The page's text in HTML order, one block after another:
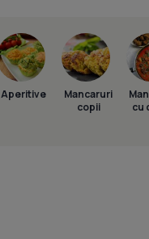
Aperitive
Mancaruri
copii
cu